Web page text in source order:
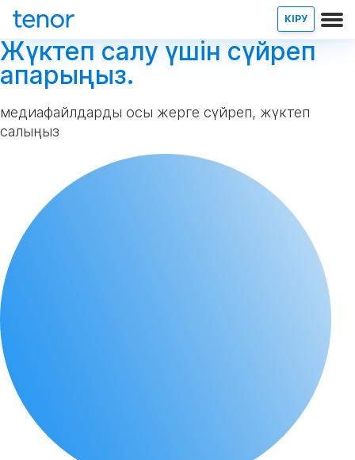
КІРУ
Жүктеп салу үшін сүйреп
апарыңыз.
медиафайлдарды осы жерге сүйреп, жүктеп
салыңыз